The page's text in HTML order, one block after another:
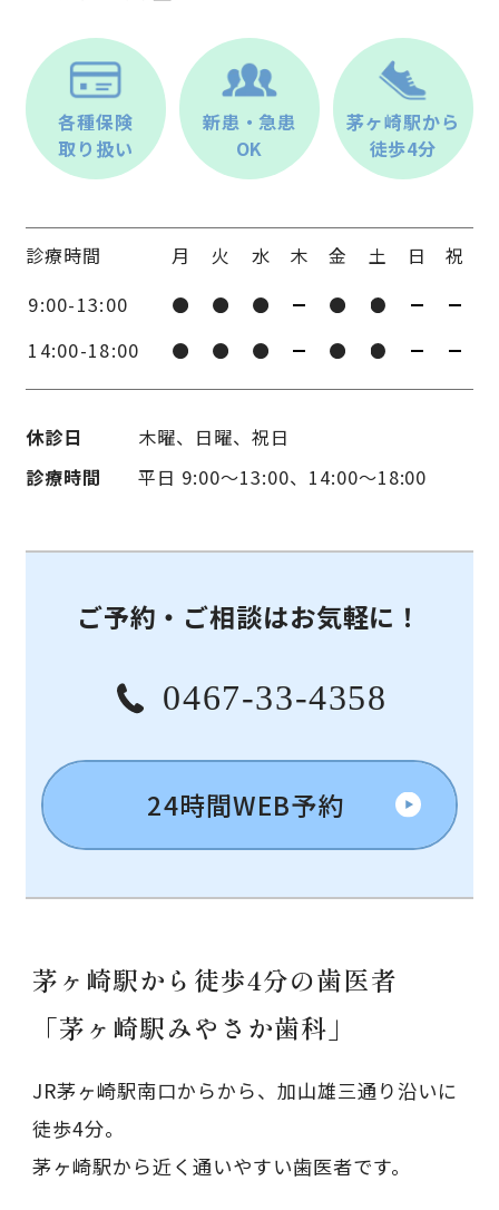
各種保険
取り扱い
新患・急患
OK
茅ヶ崎駅から
徒歩4分
診療時間 月 火 水 木 金 土 日
祝
9:00-13:00
14:00-18:00
休診日
木曜、日曜、祝日
診療時間
平日 9:00〜13:00、14:00〜18:00
ご予約・ご相談はお気軽に！
0467-33-4358
24時間WEB予約
茅ヶ崎駅から徒歩4分の歯医者
「茅ヶ崎駅みやさか歯科」
JR茅ヶ崎駅南口からから、加山雄三通り沿いに
徒歩4分。
茅ヶ崎駅から近く通いやすい歯医者です。